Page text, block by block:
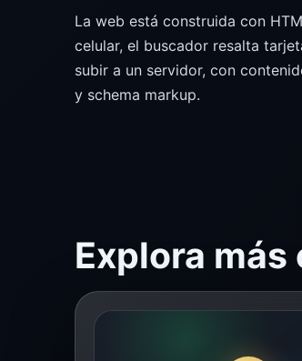
La web está construida con
celular, el buscador resalta
subir a un servidor, con
y schema markup.
Explora más